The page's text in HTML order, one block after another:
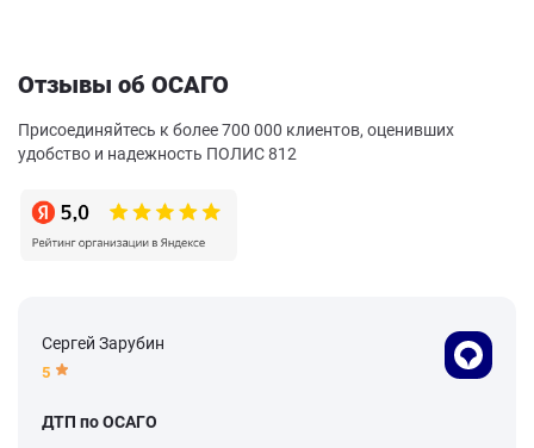
Отзывы об ОСАГО
Присоединяйтесь к более 700 000 клиентов, оценивших
удобство и надежность ПОЛИС 812
Сергей Зарубин
5
ДТП по ОСАГО